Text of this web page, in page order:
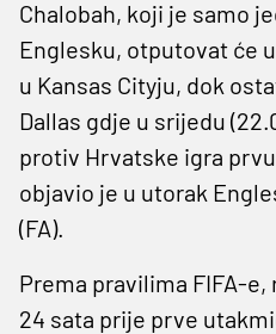
Chalobah, koji je samo
Englesku, otputovat će
u Kansas Cityju, dok
Dallas gdje u srijedu
protiv Hrvatske igra
objavio je u utorak
(FA).
Prema pravilima FIFA-
24 sata prije prve